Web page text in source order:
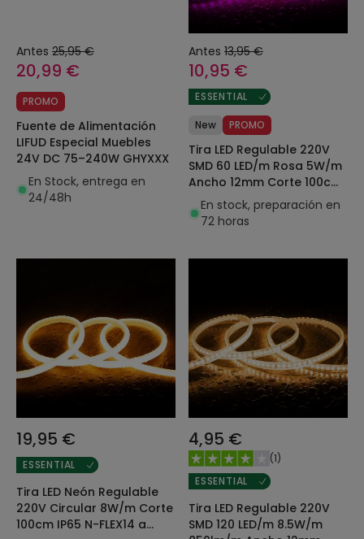
Antes 25,95 €
20,99 €
PROMO
Fuente de Alimentación
LIFUD Especial Muebles
24V DC 75–240W GHYXXX
En Stock, entrega en
24/48h
Antes 13,95 €
10,95 €
ESSENTIAL
New PROMO
Tira LED Regulable 220V
SMD 60 LED/m Rosa 5W/m
Ancho 12mm Corte 100cm
IP65 a Medida
En stock, preparación en
72 horas
19,95 €
ESSENTIAL
Tira LED Neón Regulable
220V Circular 8W/m Corte
100cm IP65 N-FLEX14 a
4,95 €
(1)
ESSENTIAL
Tira LED Regulable 220V
SMD 120 LED/m 8.5W/m